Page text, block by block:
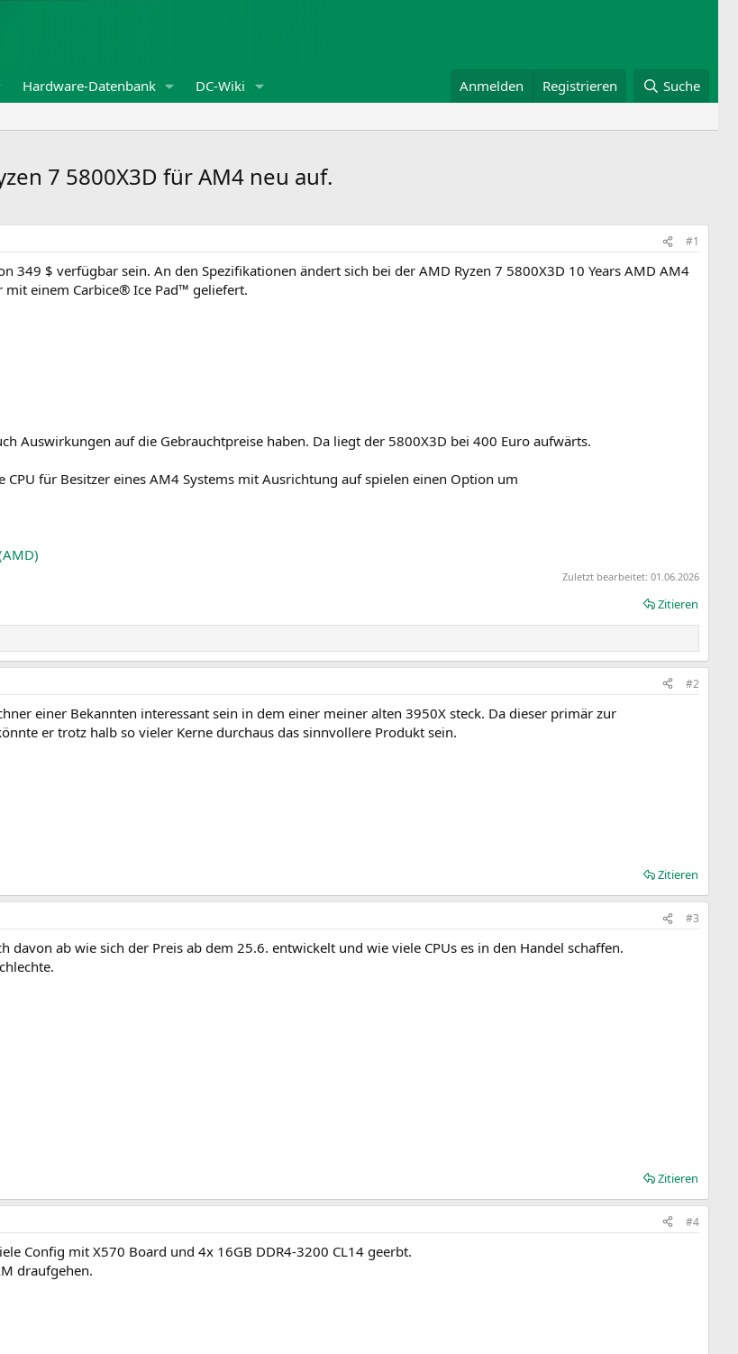
Hardware-Datenbank DC-Wiki Anmelden Registrieren Suche
7 5800X3D für AM4 neu auf.
#1
349 $ verfügbar sein. An den Spezifikationen ändert sich bei der AMD Ryzen 7 5800X3D 10 Years AMD AM4
einem Carbice® Ice Pad™ geliefert.
Auswirkungen auf die Gebrauchtpreise haben. Da liegt der 5800X3D bei 400 Euro aufwärts.
CPU für Besitzer eines AM4 Systems mit Ausrichtung auf spielen einen Option um
Zuletzt bearbeitet: 01.06.2026
Zitieren
#2
einer Bekannten interessant sein in dem einer meiner alten 3950X steck. Da dieser primär zur
er trotz halb so vieler Kerne durchaus das sinnvollere Produkt sein.
Zitieren
#3
davon ab wie sich der Preis ab dem 25.6. entwickelt und wie viele CPUs es in den Handel schaffen.
Zitieren
#4
Config mit X570 Board und 4x 16GB DDR4-3200 CL14 geerbt.
draufgehen.